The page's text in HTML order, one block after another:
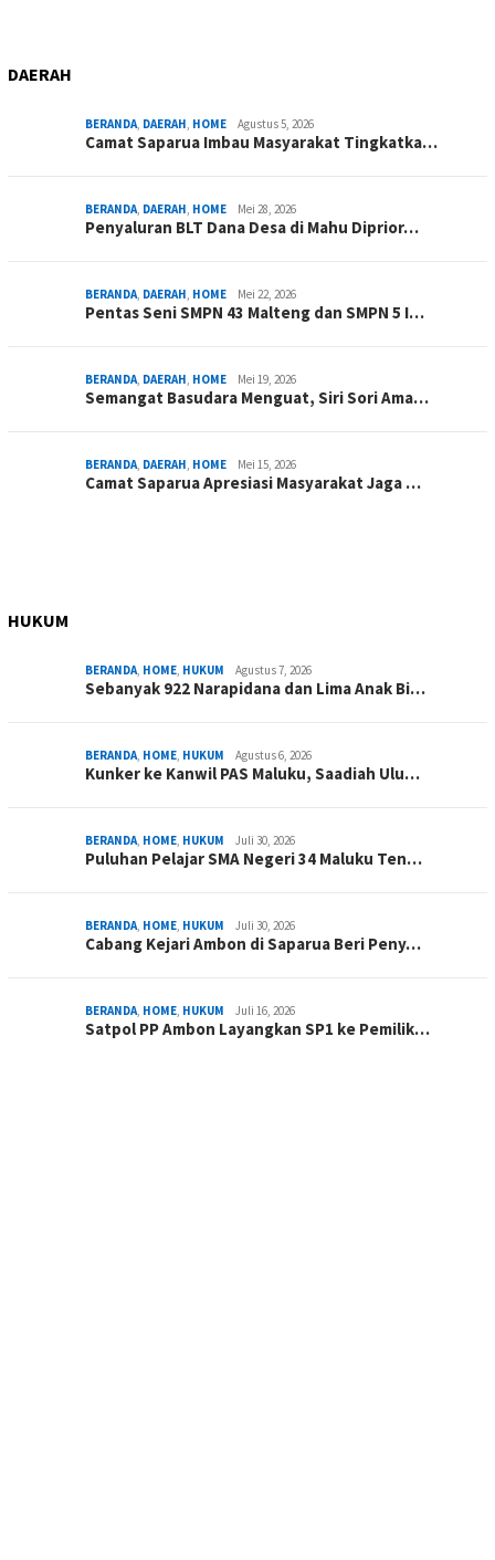
DAERAH
BERANDA, DAERAH, HOME Agustus 5, 2026
Camat Saparua Imbau Masyarakat Tingkatka…
BERANDA, DAERAH, HOME Mei 28, 2026
Penyaluran BLT Dana Desa di Mahu Diprior…
BERANDA, DAERAH, HOME Mei 22, 2026
Pentas Seni SMPN 43 Malteng dan SMPN 5 I…
BERANDA, DAERAH, HOME Mei 19, 2026
Semangat Basudara Menguat, Siri Sori Ama…
BERANDA, DAERAH, HOME Mei 15, 2026
Camat Saparua Apresiasi Masyarakat Jaga …
HUKUM
BERANDA, HOME, HUKUM Agustus 7, 2026
Sebanyak 922 Narapidana dan Lima Anak Bi…
BERANDA, HOME, HUKUM Agustus 6, 2026
Kunker ke Kanwil PAS Maluku, Saadiah Ulu…
BERANDA, HOME, HUKUM Juli 30, 2026
Puluhan Pelajar SMA Negeri 34 Maluku Ten…
BERANDA, HOME, HUKUM Juli 30, 2026
Cabang Kejari Ambon di Saparua Beri Peny…
BERANDA, HOME, HUKUM Juli 16, 2026
Satpol PP Ambon Layangkan SP1 ke Pemilik…